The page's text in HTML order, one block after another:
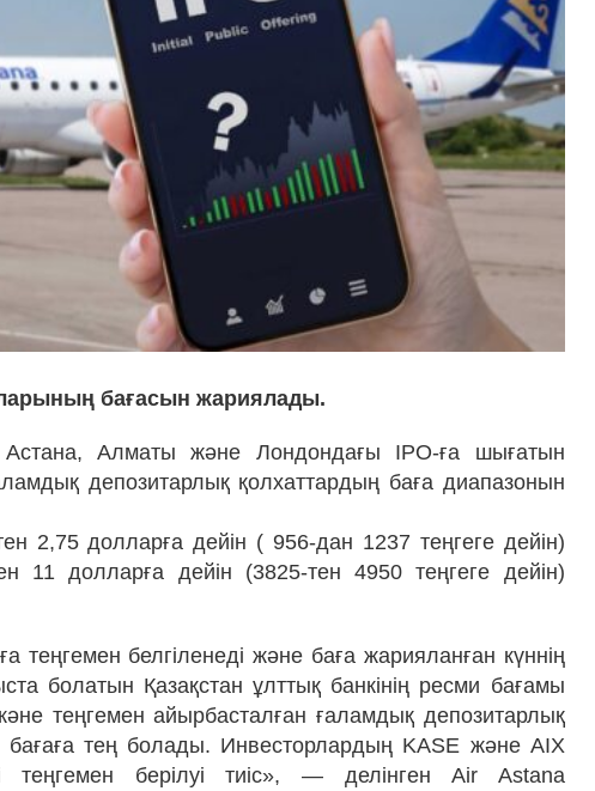
бағасын жариялады.
Алматы және Лондондағы IPO-ға шығатын
депозитарлық қолхаттардың баға диапазонын
2,75 долларға дейін ( 956-дан 1237 теңгеге дейін)
11 долларға дейін (3825-тен 4950 теңгеге дейін)
теңгемен белгіленеді және баға жарияланған күннің
болатын Қазақстан ұлттық банкінің ресми бағамы
теңгемен айырбасталған ғаламдық депозитарлық
бағаға тең болады. Инвесторлардың KASE және AIX
теңгемен берілуі тиіс», — делінген Air Astana